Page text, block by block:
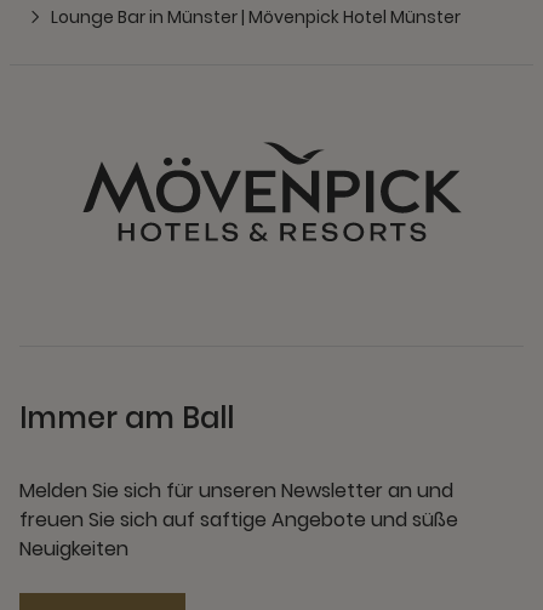
Lounge Bar in Münster | Mövenpick Hotel Münster
Immer am Ball
Melden Sie sich für unseren Newsletter an und
freuen Sie sich auf saftige Angebote und süße
Neuigkeiten